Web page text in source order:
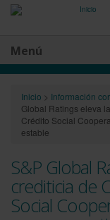
Menú
Inicio > Información
Global Ratings eleva
Crédito Social
estable
S&P Global
crediticia de
Social